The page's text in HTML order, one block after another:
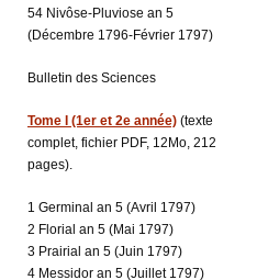
54 Nivôse-Pluviose an 5
(Décembre 1796-Février 1797)
Bulletin des Sciences
Tome I (1er et 2e année) (texte
complet, fichier PDF, 12Mo, 212
pages).
1 Germinal an 5 (Avril 1797)
2 Florial an 5 (Mai 1797)
3 Prairial an 5 (Juin 1797)
4 Messidor an 5 (Juillet 1797)